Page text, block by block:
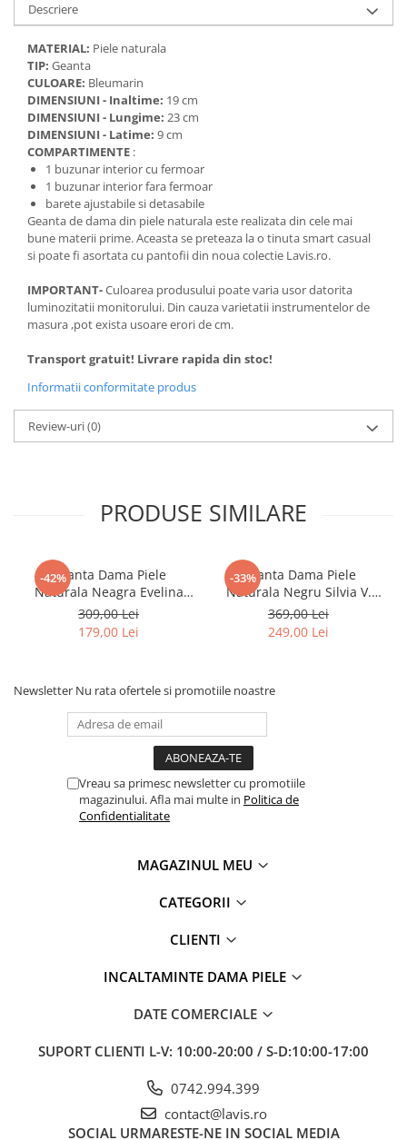
Descriere
MATERIAL: Piele naturala
TIP: Geanta
CULOARE: Bleumarin
DIMENSIUNI - Inaltime: 19 cm
DIMENSIUNI - Lungime: 23 cm
DIMENSIUNI - Latime: 9 cm
COMPARTIMENTE :
1 buzunar interior cu fermoar
1 buzunar interior fara fermoar
barete ajustabile si detasabile
Geanta de dama din piele naturala este realizata din cele mai
bune materii prime. Aceasta se preteaza la o tinuta smart casual
si poate fi asortata cu pantofii din noua colectie Lavis.ro.
IMPORTANT-Culoarea produsului poate varia usor datorita
luminozitatii monitorului. Din cauza varietatii instrumentelor de
masura ,pot exista usoare erori de cm.
Transport gratuit! Livrare rapida din stoc!
Informatii conformitate produs
Review-uri(0)
PRODUSE SIMILARE
-42%
Geanta Dama Piele
Naturala Neagra Evelina
G03874
309,00 Lei
179,00 Lei
-33%
Geanta Dama Piele
Naturala Negru Silvia V.
Fabbiano G04424
369,00 Lei
249,00 Lei
Newsletter Nu rata ofertele si promotiile noastre
Vreau sa primesc newsletter cu promotiile
magazinului. Afla mai multe in Politica de
Confidentialitate
MAGAZINUL MEU
CATEGORII
CLIENTI
INCALTAMINTE DAMA PIELE
DATE COMERCIALE
SUPORT CLIENTI L-V: 10:00-20:00 / S-D:10:00-17:00
0742.994.399
contact@lavis.ro
SOCIAL URMARESTE-NE IN SOCIAL MEDIA